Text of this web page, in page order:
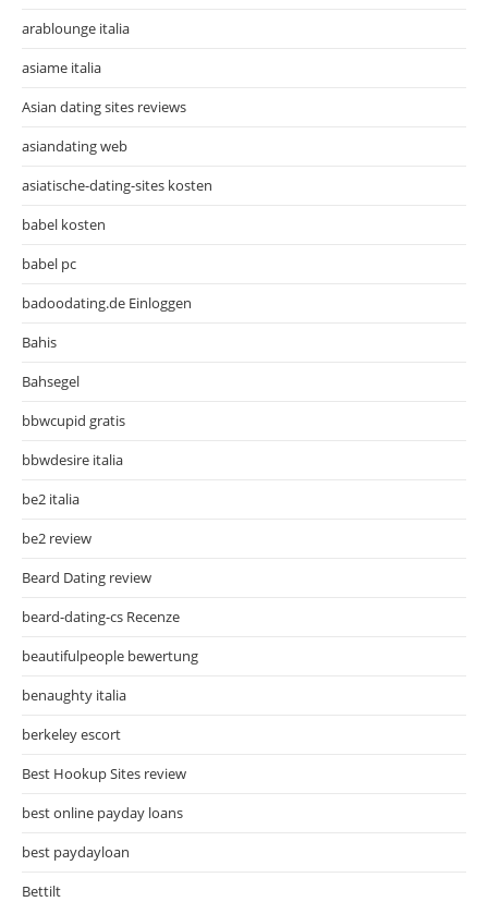
arablounge italia
asiame italia
Asian dating sites reviews
asiandating web
asiatische-dating-sites kosten
babel kosten
babel pc
badoodating.de Einloggen
Bahis
Bahsegel
bbwcupid gratis
bbwdesire italia
be2 italia
be2 review
Beard Dating review
beard-dating-cs Recenze
beautifulpeople bewertung
benaughty italia
berkeley escort
Best Hookup Sites review
best online payday loans
best paydayloan
Bettilt